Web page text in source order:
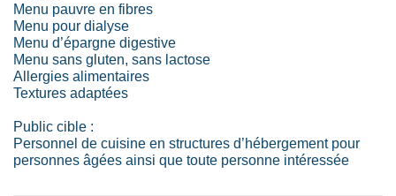
Menu pauvre en fibres
Menu pour dialyse
Menu d’épargne digestive
Menu sans gluten, sans lactose
Allergies alimentaires
Textures adaptées
Public cible :
Personnel de cuisine en structures d’hébergement pour
personnes âgées ainsi que toute personne intéressée